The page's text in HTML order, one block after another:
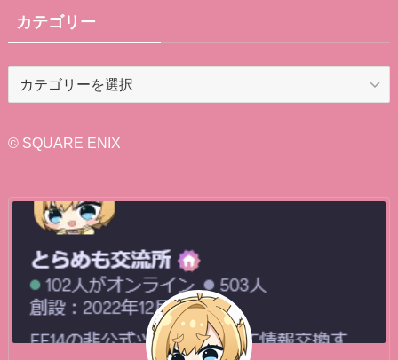
カテゴリー
リ
© SQUARE ENIX